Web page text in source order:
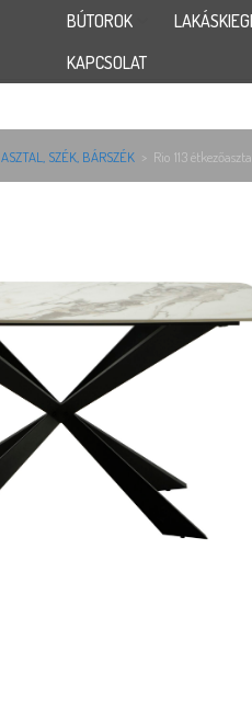
BÚTOROK
KAPCSOLAT
ASZTAL, SZÉK, BÁRSZÉK > Rio 113